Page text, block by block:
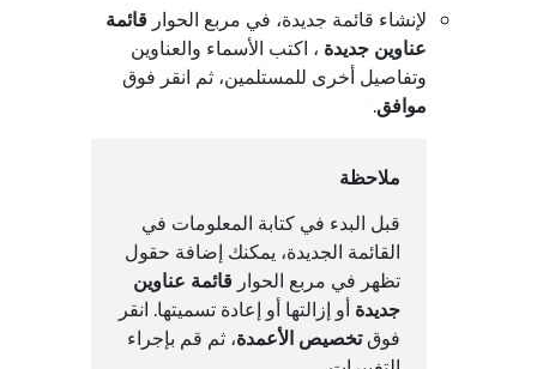
لإنشاء قائمة جديدة، في مربع الحوار قائمة
عناوين جديدة ، اكتب الأسماء والعناوين
وتفاصيل أخرى للمستلمين، ثم انقر فوق
موافق.
ملاحظة
قبل البدء في كتابة المعلومات في
القائمة الجديدة، يمكنك إضافة حقول
تظهر في مربع الحوارقائمة عناوين
جديدة أو إزالتها أو إعادة تسميتها. انقر
فوقتخصيص الأعمدة، ثم قم بإجراء